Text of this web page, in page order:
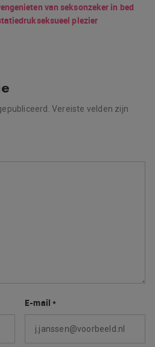
genieten van seksonzeker in bed
seksueel plezier
Vereiste velden zijn
E-mail*